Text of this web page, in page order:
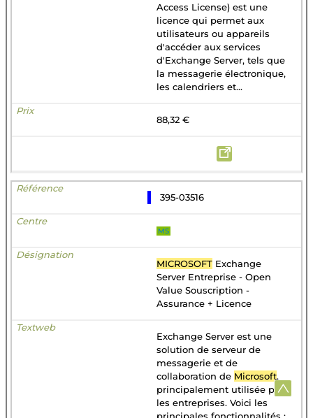
Access License) est une
licence qui permet aux
utilisateurs ou appareils
d'accéder aux services
d'Exchange Server, tels que
la messagerie électronique,
les calendriers et...
88,32 €
395-03516
MS
MICROSOFT Exchange
Server Entreprise - Open
Value Souscription -
Assurance + Licence
Exchange Server est une
solution de serveur de
messagerie et de
collaboration de Microsoft,
principalement utilisée par
les entreprises. Voici les